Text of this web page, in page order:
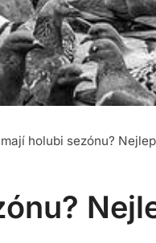
holubi sezónu?